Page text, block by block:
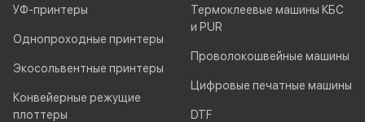
УФ-принтеры
Однопроходные принтеры
Экосольвентные принтеры
Конвейерные режущие
плоттеры
Термоклеевые машины КБС
и PUR
Проволокошвейные машины
Цифровые печатные машины
DTF